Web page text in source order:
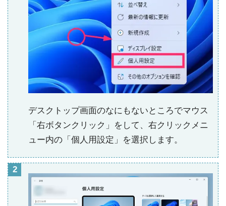
デスクトップ画面のなにもないところでマウス
「右ボタンクリック」をして、右クリックメニ
ュー内の「個人用設定」を選択します。